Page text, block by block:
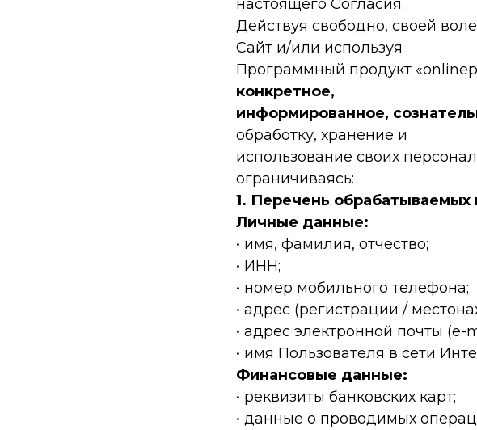
настоящего Согласия.
Действуя свободно, своей
Сайт и/или используя
Программный продукт
конкретное,
информированное,
обработку, хранение и
использование своих
ограничиваясь:
1. Перечень
Личные данные:
• имя, фамилия, отчество;
• ИНН;
• номер мобильного телефона;
• адрес (регистрации /
• адрес электронной почты (e-
• имя Пользователя в сети
Финансовые данные:
• реквизиты банковских карт;
• данные о проводимых